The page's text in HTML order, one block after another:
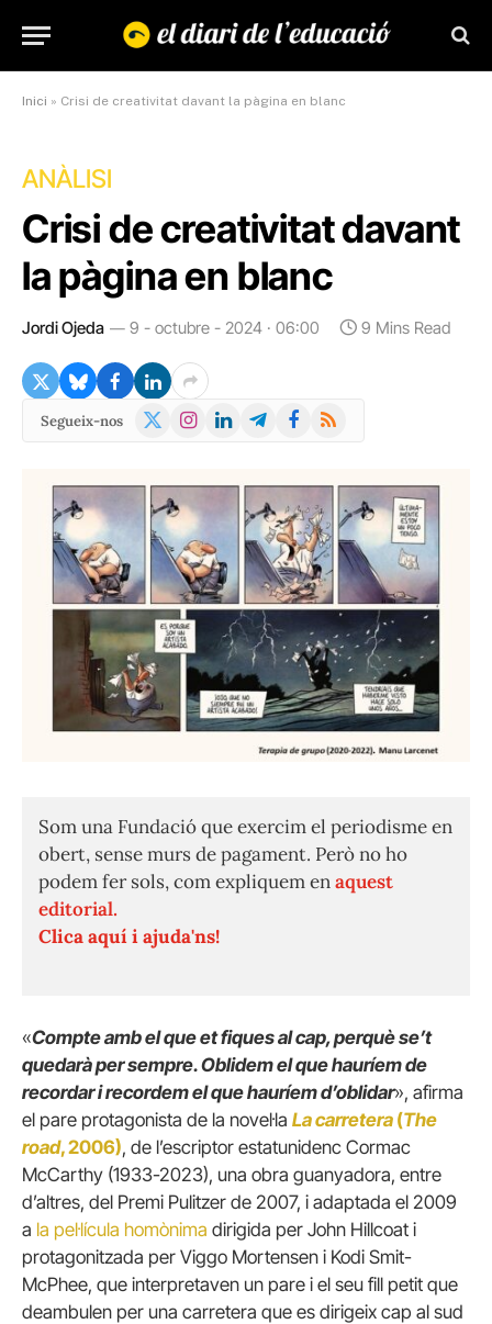
Inici » Crisi de creativitat davant la pàgina en blanc
ANÀLISI
Crisi de creativitat davant
la pàgina en blanc
Jordi Ojeda 9 - octubre - 2024 · 06:00 9 Mins Read
Segueix-nos
X
Instagram
LinkedInTelegramFacebook
RSS
Som una Fundació que exercim el periodisme en
obert, sense murs de pagament. Però no ho
podem fer sols, com expliquem enaquest
editorial.
Clica aquí i ajuda'ns!
«Compte amb el que et fiques al cap, perquè se’t
quedarà per sempre. Oblidem el que hauríem de
recordar i recordem el que hauríem d’oblidar», afirma
el pare protagonista de la novel·la La carretera (The
road, 2006), de l’escriptor estatunidenc Cormac
McCarthy (1933-2023), una obra guanyadora, entre
d’altres, del Premi Pulitzer de 2007, i adaptada el 2009
a la pel·lícula homònima dirigida per John Hillcoat i
protagonitzada per Viggo Mortensen i Kodi Smit-
McPhee, que interpretaven un pare i el seu fill petit que
deambulen per una carretera que es dirigeix ​​cap al sud